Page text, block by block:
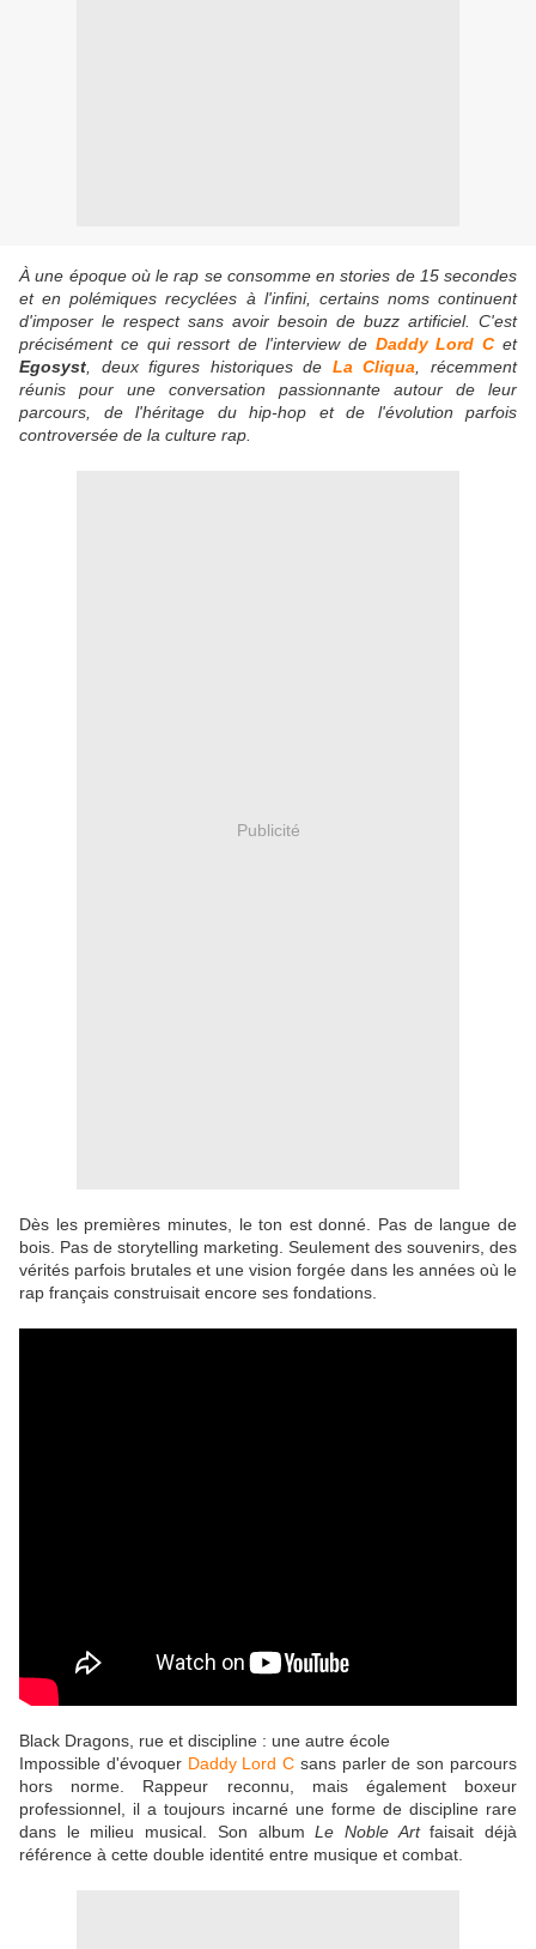
À une époque où le rap se consomme en stories de 15 secondes
et en polémiques recyclées à l'infini, certains noms continuent
d'imposer le respect sans avoir besoin de buzz artificiel. C'est
précisément ce qui ressort de l'interview de Daddy Lord Cet
Egosyst , deux figures historiques de La Cliqua , récemment
réunis pour une conversation passionnante autour de leur
parcours, de l'héritage du hip-hop et de l'évolution parfois
controversée de la culture rap.
Publicité
Dès les premières minutes, le ton est donné. Pas de langue de
bois. Pas de storytelling marketing. Seulement des souvenirs, des
vérités parfois brutales et une vision forgée dans les années où le
rap français construisait encore ses fondations.
Black Dragons, rue et discipline : une autre école
Impossible d'évoquer Daddy Lord C sans parler de son parcours
hors norme. Rappeur reconnu, mais également boxeur
professionnel, il a toujours incarné une forme de discipline rare
dans le milieu musical. Son albumLe Noble Artfaisait déjà
référence à cette double identité entre musique et combat.